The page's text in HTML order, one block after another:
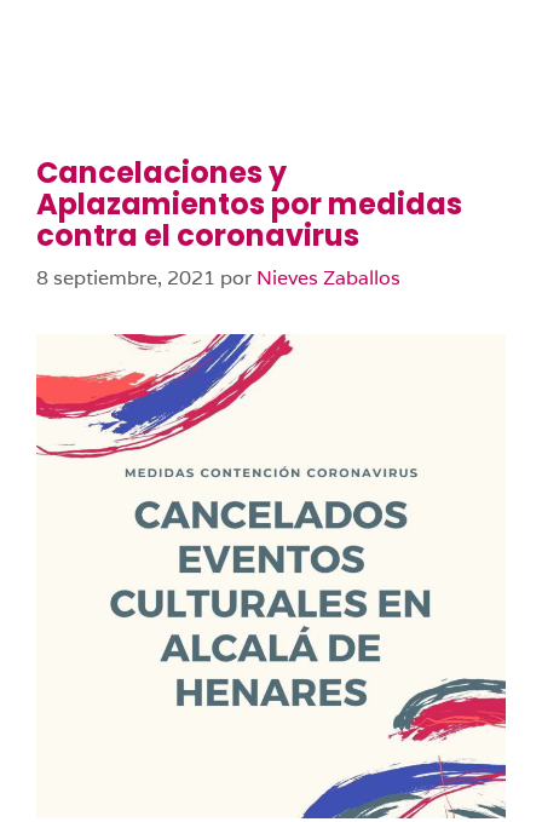
Cancelaciones y
Aplazamientos por medidas
contra el coronavirus
8 septiembre, 2021 por Nieves Zaballos